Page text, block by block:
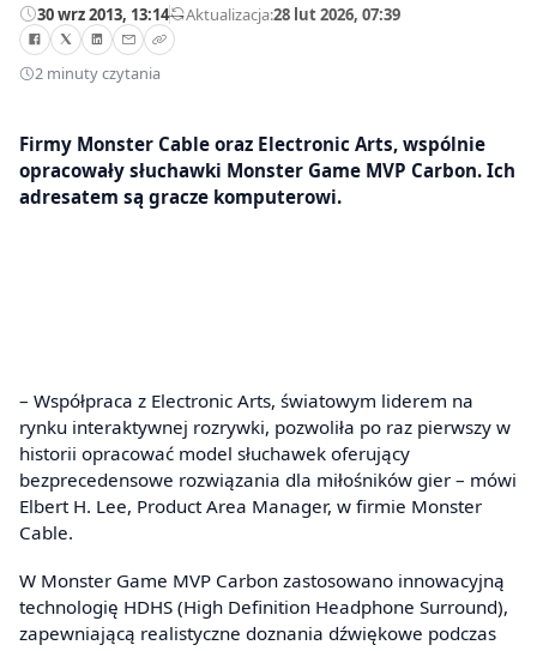
30 wrz 2013, 13:14—Aktualizacja:28 lut 2026, 07:39
2 minuty czytania
Firmy Monster Cable oraz Electronic Arts, wspólnie
opracowały słuchawki Monster Game MVP Carbon. Ich
adresatem są gracze komputerowi.
– Współpraca z Electronic Arts, światowym liderem na
rynku interaktywnej rozrywki, pozwoliła po raz pierwszy w
historii opracować model słuchawek oferujący
bezprecedensowe rozwiązania dla miłośników gier – mówi
Elbert H. Lee, Product Area Manager, w firmie Monster
Cable.
W Monster Game MVP Carbon zastosowano innowacyjną
technologię HDHS (High Definition Headphone Surround),
zapewniającą realistyczne doznania dźwiękowe podczas